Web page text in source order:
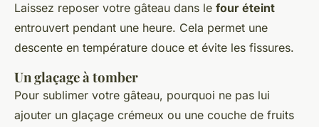
Laissez reposer votre gâteau dans le four éteint
entrouvert pendant une heure. Cela permet une
descente en température douce et évite les fissures.
Un glaçage à tomber
Pour sublimer votre gâteau, pourquoi ne pas lui
ajouter un glaçage crémeux ou une couche de fruits